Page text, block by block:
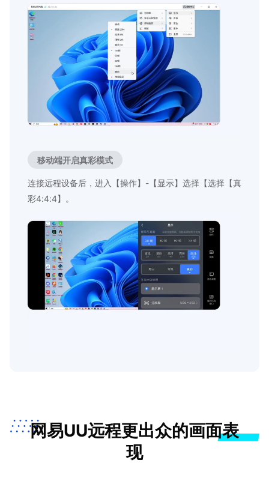
移动端开启真彩模式
连接远程设备后，进入【操作】-【显示】选择【选择【真
彩4:4:4】。
网易UU远程更出众的画面表
现